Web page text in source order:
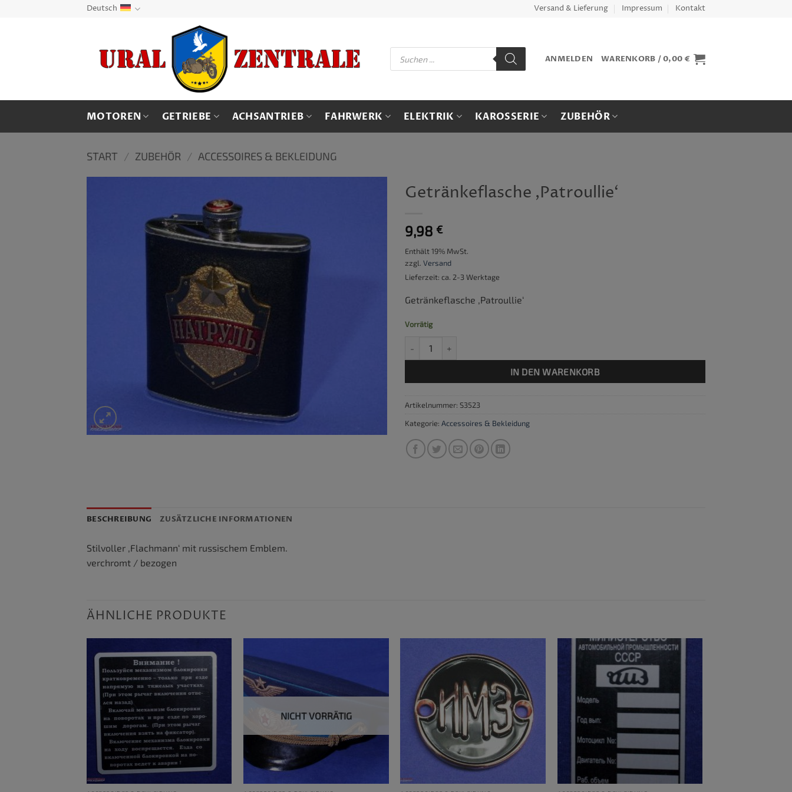
Deutsch Versand & Lieferung Impressum Kontakt
Products
search
ANMELDEN WARENKORB /0,00 €
MOTOREN GETRIEBE ACHSANTRIEB FAHRWERK ELEKTRIK KAROSSERIE ZUBEHÖR
START / ZUBEHÖR / ACCESSOIRES & BEKLEIDUNG
Getränkeflasche ‚Patroullie‘
9,98 €
Enthält 19% MwSt.
zzgl. Versand
Lieferzeit: ca. 2-3 Werktage
Getränkeflasche ‚Patroullie‘
Vorrätig
IN DEN WARENKORB
Artikelnummer: S3523
Kategorie: Accessoires & Bekleidung
BESCHREIBUNG ZUSÄTZLICHE INFORMATIONEN
Stilvoller ‚Flachmann‘ mit russischem Emblem.
verchromt / bezogen
ÄHNLICHE PRODUKTE
NICHT VORRÄTIG